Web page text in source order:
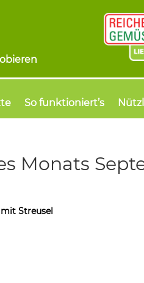
So funktioniert’s
Monats
Streusel